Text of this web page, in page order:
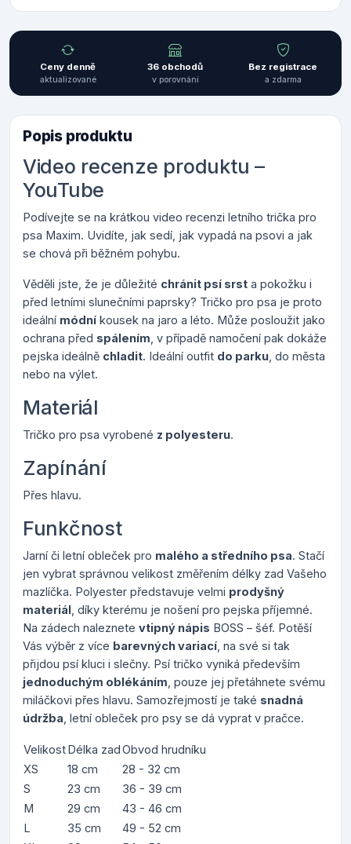
Ceny denně
aktualizované
36 obchodů
v porovnání
Bez registrace
a zdarma
Popis produktu
Video recenze produktu –
YouTube
Podívejte se na krátkou video recenzi letního trička pro
psa Maxim. Uvidíte, jak sedí, jak vypadá na psovi a jak
se chová při běžném pohybu.
Věděli jste, že je důležité chránit psí srst a pokožku i
před letními slunečními paprsky? Tričko pro psa je proto
ideální módní kousek na jaro a léto. Může posloužit jako
ochrana před spálením , v případě namočení pak dokáže
pejska ideálně chladit. Ideální outfit do parku , do města
nebo na výlet.
Materiál
Tričko pro psa vyrobené z polyesteru.
Zapínání
Přes hlavu.
Funkčnost
Jarní či letní obleček pro malého a středního psa. Stačí
jen vybrat správnou velikost změřením délky zad Vašeho
mazlíčka. Polyester představuje velmi prodyšný
materiál , díky kterému je nošení pro pejska příjemné.
Na zádech naleznete vtipný nápis BOSS – šéf. Potěší
Vás výběr z více barevných variací , na své si tak
přijdou psí kluci i slečny. Psí tričko vyniká především
jednoduchým oblékáním , pouze jej přetáhnete svému
miláčkovi přes hlavu. Samozřejmostí je také snadná
údržba , letní obleček pro psy se dá vyprat v pračce.
VelikostDélka zadObvod hrudníku
XS
18 cm
28 - 32 cm
S
23 cm
36 - 39 cm
M
29 cm
43 - 46 cm
L
35 cm
49 - 52 cm